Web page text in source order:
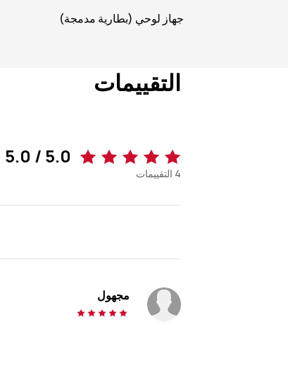
جهاز لوحي (بطارية مدمجة)
التقييمات
5.0 / 5.0
4 التقييمات
مجهول